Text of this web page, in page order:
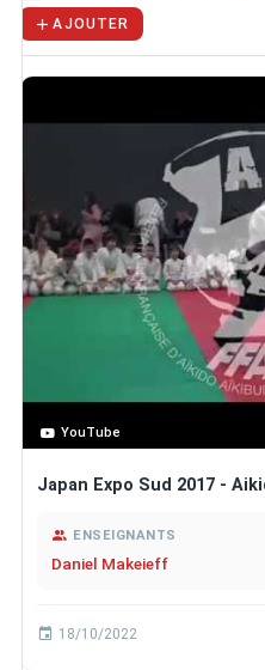
AJOUTER
YouTube
Japan Expo Sud 2017 -
ENSEIGNANTS
Daniel Makeieff
18/10/2022